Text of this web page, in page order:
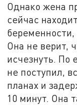
Однако жена
сейчас
беременности,
Она не верит,
исчезнуть. По
не поступил,
планах и
10 минут. Она